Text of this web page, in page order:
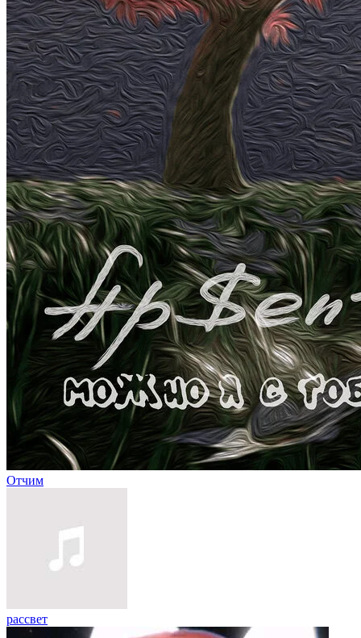
Отчим
рассвет